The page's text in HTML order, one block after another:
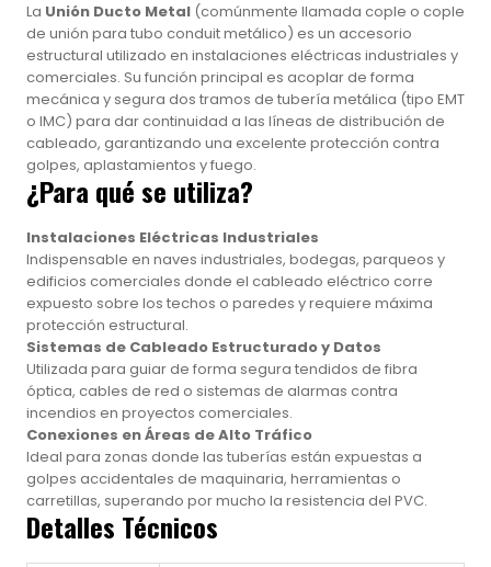
La Unión Ducto Metal (comúnmente llamada cople o cople
de unión para tubo conduit metálico) es un accesorio
estructural utilizado en instalaciones eléctricas industriales y
comerciales. Su función principal es acoplar de forma
mecánica y segura dos tramos de tubería metálica (tipo EMT
o IMC) para dar continuidad a las líneas de distribución de
cableado, garantizando una excelente protección contra
golpes, aplastamientos y fuego.
¿Para qué se utiliza?
Instalaciones Eléctricas Industriales
Indispensable en naves industriales, bodegas, parqueos y
edificios comerciales donde el cableado eléctrico corre
expuesto sobre los techos o paredes y requiere máxima
protección estructural.
Sistemas de Cableado Estructurado y Datos
Utilizada para guiar de forma segura tendidos de fibra
óptica, cables de red o sistemas de alarmas contra
incendios en proyectos comerciales.
Conexiones en Áreas de Alto Tráfico
Ideal para zonas donde las tuberías están expuestas a
golpes accidentales de maquinaria, herramientas o
carretillas, superando por mucho la resistencia del PVC.
Detalles Técnicos